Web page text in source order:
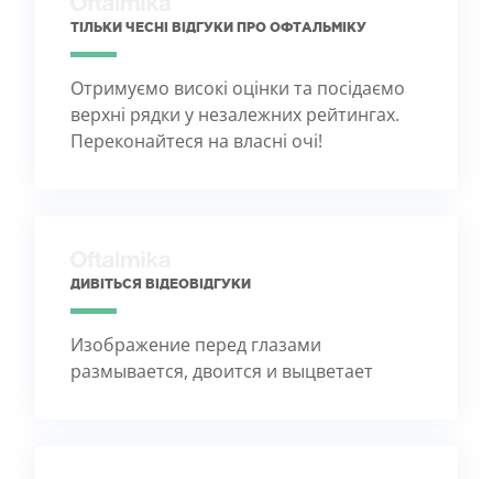
ТІЛЬКИ ЧЕСНІ ВІДГУКИ ПРО ОФТАЛЬМІКУ
Отримуємо високі оцінки та посідаємо
верхні рядки у незалежних рейтингах.
Переконайтеся на власні очі!
ДИВІТЬСЯ ВІДЕОВІДГУКИ
Изображение перед глазами
размывается, двоится и выцветает